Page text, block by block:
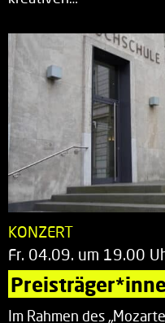
KONZERT
Fr. 04.09. um 19.00
Im Rahmen des